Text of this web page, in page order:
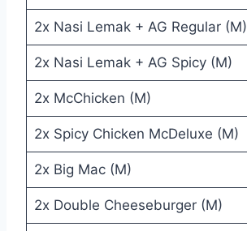
2x Nasi Lemak + AG Regular (M)
2x Nasi Lemak + AG Spicy (M)
2x McChicken (M)
2x Spicy Chicken McDeluxe (M)
2x Big Mac (M)
2x Double Cheeseburger (M)